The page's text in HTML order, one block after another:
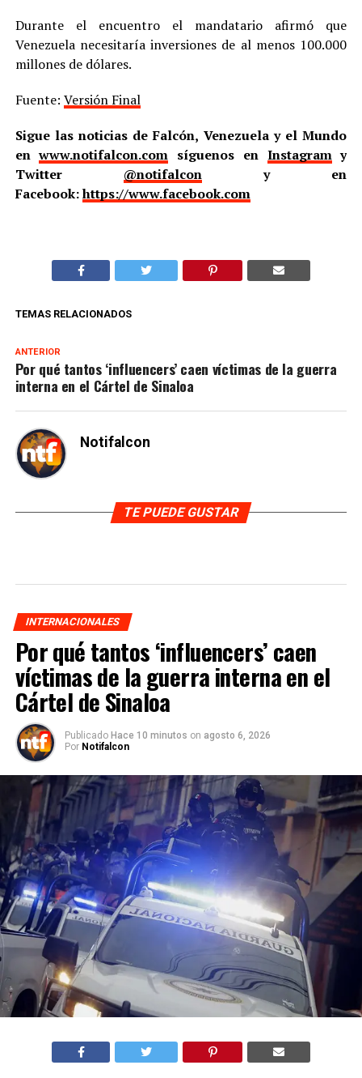
Durante el encuentro el mandatario afirmó que
Venezuela necesitaría inversiones de al menos 100.000
millones de dólares.
Fuente: Versión Final
Sigue las noticias de Falcón, Venezuela y el Mundo
enwww.notifalcon.com síguenos en Instagramy
Twitter @notifalcony en
Facebook:https://www.facebook.com
TEMAS RELACIONADOS
ANTERIOR
Por qué tantos ‘influencers’ caen víctimas de la guerra
interna en el Cártel de Sinaloa
Notifalcon
TE PUEDE GUSTAR
INTERNACIONALES
Por qué tantos ‘influencers’ caen
víctimas de la guerra interna en el
Cártel de Sinaloa
Publicado Hace 10 minutos on agosto 6, 2026
Por Notifalcon